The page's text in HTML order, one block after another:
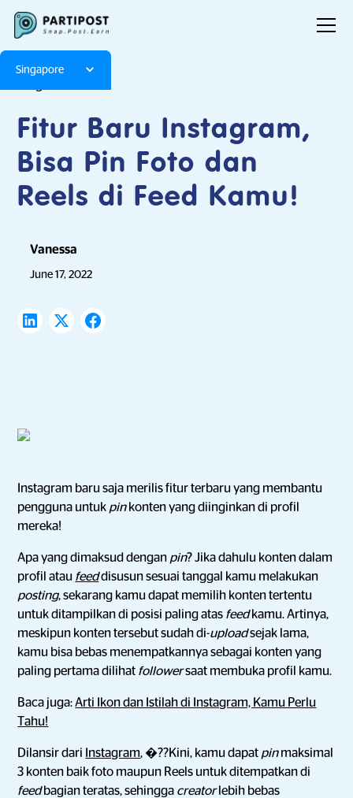
Singapore
Fitur Baru Instagram,
Bisa Pin Foto dan
Reels di Feed Kamu!
Vanessa
June 17, 2022
Instagram baru saja merilis fitur terbaru yang membantu
pengguna untuk pin konten yang diinginkan di profil
mereka!
Apa yang dimaksud dengan pin? Jika dahulu konten dalam
profil atau feeddisusun sesuai tanggal kamu melakukan
posting, sekarang kamu dapat memilih konten tertentu
untuk ditampilkan di posisi paling atas feedkamu. Artinya,
meskipun konten tersebut sudah di-uploadsejak lama,
kamu bisa bebas menempatkannya sebagai konten yang
paling pertama dilihat followersaat membuka profil kamu.
Baca juga:Arti Ikon dan Istilah di Instagram, Kamu Perlu
Tahu!
Dilansir dari Instagram, �??Kini, kamu dapat pinmaksimal
3 konten baik foto maupun Reels untuk ditempatkan di
feedbagian teratas, sehingga creator lebih bebas